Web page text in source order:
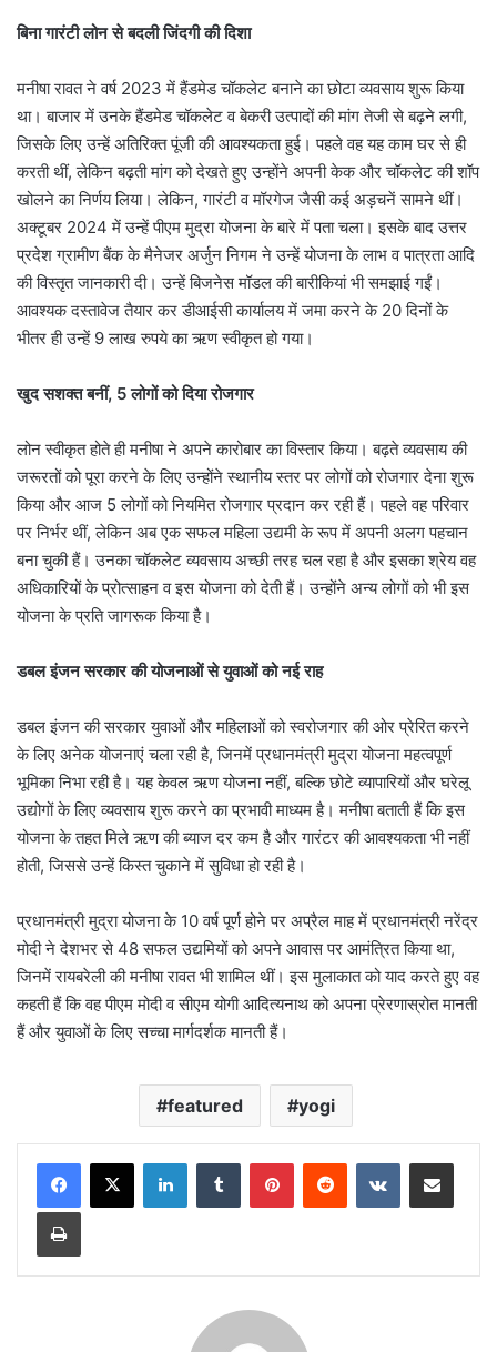
बिना गारंटी लोन से बदली जिंदगी की दिशा
मनीषा रावत ने वर्ष 2023 में हैंडमेड चॉकलेट बनाने का छोटा व्यवसाय शुरू किया
था। बाजार में उनके हैंडमेड चॉकलेट व बेकरी उत्पादों की मांग तेजी से बढ़ने लगी,
जिसके लिए उन्हें अतिरिक्त पूंजी की आवश्यकता हुई। पहले वह यह काम घर से ही
करती थीं, लेकिन बढ़ती मांग को देखते हुए उन्होंने अपनी केक और चॉकलेट की शॉप
खोलने का निर्णय लिया। लेकिन, गारंटी व मॉरगेज जैसी कई अड़चनें सामने थीं।
अक्टूबर 2024 में उन्हें पीएम मुद्रा योजना के बारे में पता चला। इसके बाद उत्तर
प्रदेश ग्रामीण बैंक के मैनेजर अर्जुन निगम ने उन्हें योजना के लाभ व पात्रता आदि
की विस्तृत जानकारी दी। उन्हें बिजनेस मॉडल की बारीकियां भी समझाई गईं।
आवश्यक दस्तावेज तैयार कर डीआईसी कार्यालय में जमा करने के 20 दिनों के
भीतर ही उन्हें 9 लाख रुपये का ऋण स्वीकृत हो गया।
खुद सशक्त बनीं, 5 लोगों को दिया रोजगार
लोन स्वीकृत होते ही मनीषा ने अपने कारोबार का विस्तार किया। बढ़ते व्यवसाय की
जरूरतों को पूरा करने के लिए उन्होंने स्थानीय स्तर पर लोगों को रोजगार देना शुरू
किया और आज 5 लोगों को नियमित रोजगार प्रदान कर रही हैं। पहले वह परिवार
पर निर्भर थीं, लेकिन अब एक सफल महिला उद्यमी के रूप में अपनी अलग पहचान
बना चुकी हैं। उनका चॉकलेट व्यवसाय अच्छी तरह चल रहा है और इसका श्रेय वह
अधिकारियों के प्रोत्साहन व इस योजना को देती हैं। उन्होंने अन्य लोगों को भी इस
योजना के प्रति जागरूक किया है।
डबल इंजन सरकार की योजनाओं से युवाओं को नई राह
डबल इंजन की सरकार युवाओं और महिलाओं को स्वरोजगार की ओर प्रेरित करने
के लिए अनेक योजनाएं चला रही है, जिनमें प्रधानमंत्री मुद्रा योजना महत्वपूर्ण
भूमिका निभा रही है। यह केवल ऋण योजना नहीं, बल्कि छोटे व्यापारियों और घरेलू
उद्योगों के लिए व्यवसाय शुरू करने का प्रभावी माध्यम है। मनीषा बताती हैं कि इस
योजना के तहत मिले ऋण की ब्याज दर कम है और गारंटर की आवश्यकता भी नहीं
होती, जिससे उन्हें किस्त चुकाने में सुविधा हो रही है।
प्रधानमंत्री मुद्रा योजना के 10 वर्ष पूर्ण होने पर अप्रैल माह में प्रधानमंत्री नरेंद्र
मोदी ने देशभर से 48 सफल उद्यमियों को अपने आवास पर आमंत्रित किया था,
जिनमें रायबरेली की मनीषा रावत भी शामिल थीं। इस मुलाकात को याद करते हुए वह
कहती हैं कि वह पीएम मोदी व सीएम योगी आदित्यनाथ को अपना प्रेरणास्रोत मानती
हैं और युवाओं के लिए सच्चा मार्गदर्शक मानती हैं।
featured yogi
LinkedInTumblr PinterestReddit VKontakteShare via Email
Print